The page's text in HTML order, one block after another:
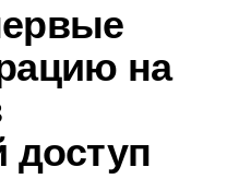
на
доступ